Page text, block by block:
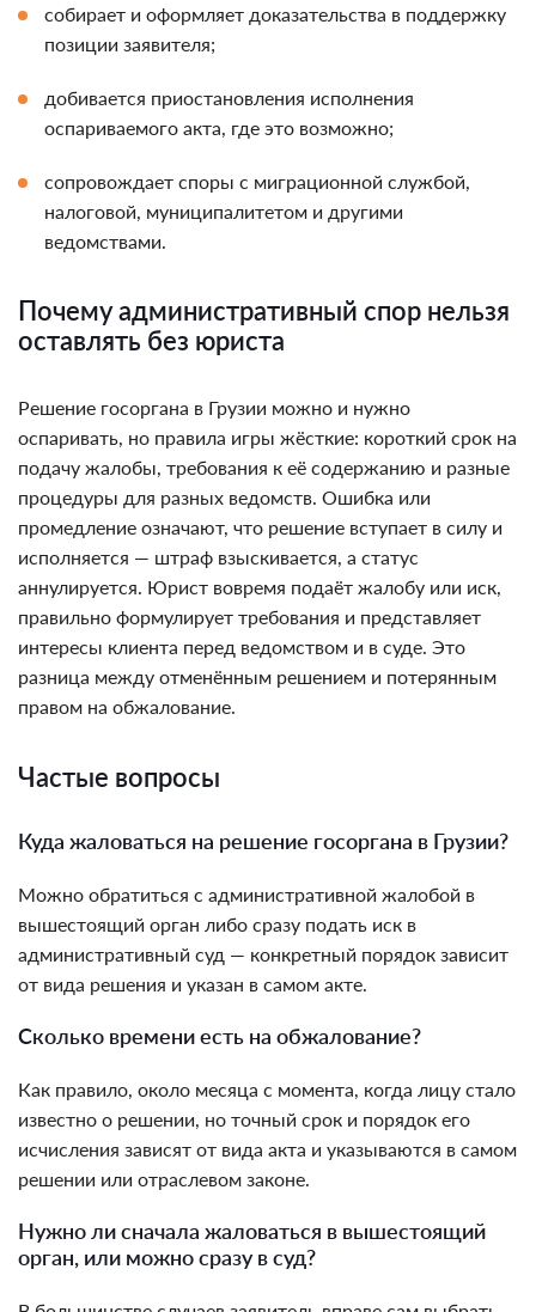
собирает и оформляет доказательства в поддержку
позиции заявителя;
добивается приостановления исполнения
оспариваемого акта, где это возможно;
сопровождает споры с миграционной службой,
налоговой, муниципалитетом и другими
ведомствами.
Почему административный спор нельзя
оставлять без юриста
Решение госоргана в Грузии можно и нужно
оспаривать, но правила игры жёсткие: короткий срок на
подачу жалобы, требования к её содержанию и разные
процедуры для разных ведомств. Ошибка или
промедление означают, что решение вступает в силу и
исполняется — штраф взыскивается, а статус
аннулируется. Юрист вовремя подаёт жалобу или иск,
правильно формулирует требования и представляет
интересы клиента перед ведомством и в суде. Это
разница между отменённым решением и потерянным
правом на обжалование.
Частые вопросы
Куда жаловаться на решение госоргана в Грузии?
Можно обратиться с административной жалобой в
вышестоящий орган либо сразу подать иск в
административный суд — конкретный порядок зависит
от вида решения и указан в самом акте.
Сколько времени есть на обжалование?
Как правило, около месяца с момента, когда лицу стало
известно о решении, но точный срок и порядок его
исчисления зависят от вида акта и указываются в самом
решении или отраслевом законе.
Нужно ли сначала жаловаться в вышестоящий
орган, или можно сразу в суд?